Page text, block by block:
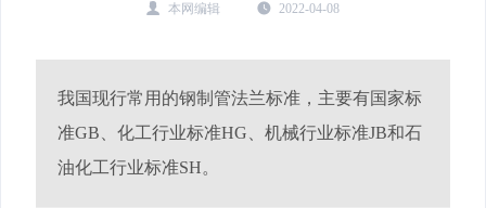
本网编辑 2022-04-08
我国现行常用的钢制管法兰标准，主要有国家标
准GB、化工行业标准HG、机械行业标准JB和石
油化工行业标准SH。